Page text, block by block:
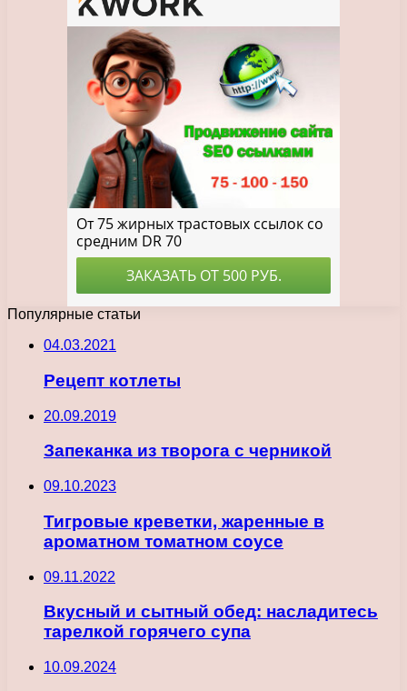
Популярные статьи
04.03.2021
Рецепт котлеты
20.09.2019
Запеканка из творога с черникой
09.10.2023
Тигровые креветки, жаренные в
ароматном томатном соусе
09.11.2022
Вкусный и сытный обед: насладитесь
тарелкой горячего супа
10.09.2024